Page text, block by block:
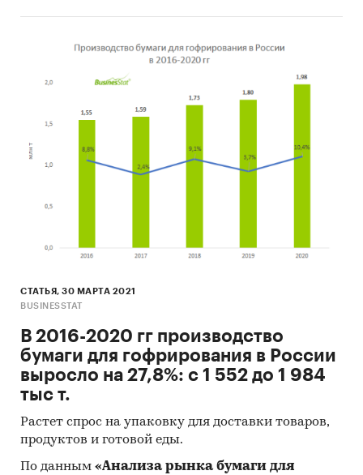
СТАТЬЯ, 30 МАРТА 2021
BUSINESSTAT
В 2016-2020 гг производство
бумаги для гофрирования в России
выросло на 27,8%: с 1 552 до 1 984
тыс т.
Растет спрос на упаковку для доставки товаров,
продуктов и готовой еды.
По данным «Анализа рынка бумаги для